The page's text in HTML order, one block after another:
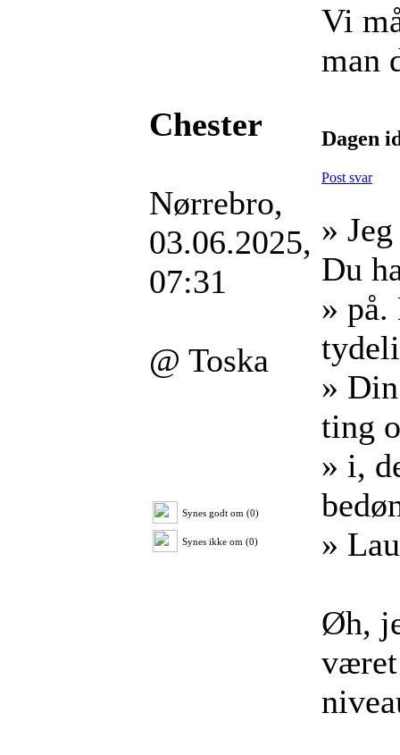
Vi
man
Chester
Nørrebro,
03.06.2025,
07:31
@ Toska
Synes godt om (0)
Synes ikke om (0)
Dagen
Post svar
»
Du
»
»
ting
» i,
»
Øh,